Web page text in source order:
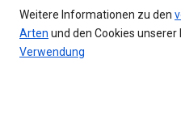
Weitere Informationen zu den
Arten und den Cookies
Verwendung